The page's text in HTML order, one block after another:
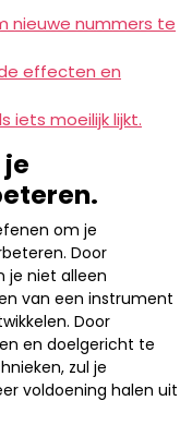
nieuwe nummers te
effecten en
iets moeilijk lijkt.
om je
Door
je niet alleen
van een instrument
Door
en doelgericht te
zul je
voldoening halen uit